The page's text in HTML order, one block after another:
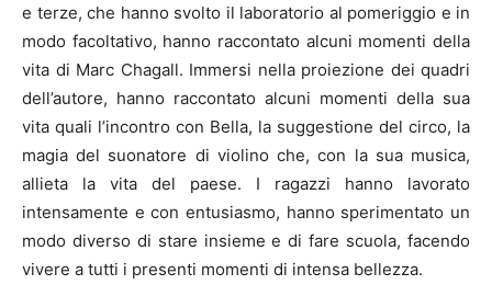
e terze, che hanno svolto il laboratorio al pomeriggio e in
modo facoltativo, hanno raccontato alcuni momenti della
vita di Marc Chagall. Immersi nella proiezione dei quadri
dell’autore, hanno raccontato alcuni momenti della sua
vita quali l’incontro con Bella, la suggestione del circo, la
magia del suonatore di violino che, con la sua musica,
allieta la vita del paese. I ragazzi hanno lavorato
intensamente e con entusiasmo, hanno sperimentato un
modo diverso di stare insieme e di fare scuola, facendo
vivere a tutti i presenti momenti di intensa bellezza.